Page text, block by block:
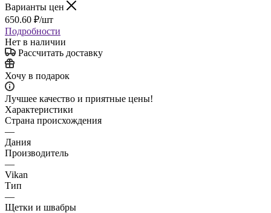
Варианты цен
650.60 ₽/шт
Подробности
Нет в наличии
Рассчитать доставку
Хочу в подарок
Лучшее качество и приятные цены!
Характеристики
Страна происхождения
—
Дания
Производитель
—
Vikan
Тип
—
Щетки и швабры